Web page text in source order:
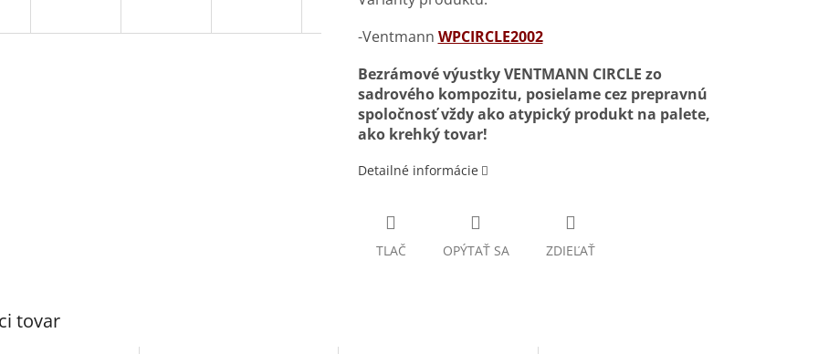
-Ventmann WPCIRCLE2002
Bezrámové výustky VENTMANN CIRCLE zo
sadrového kompozitu, posielame cez prepravnú
spoločnosť vždy ako atypický produkt na palete,
ako krehký tovar!
Detailné informácie
TLAČ OPÝTAŤ SA ZDIEĽAŤ
tovar